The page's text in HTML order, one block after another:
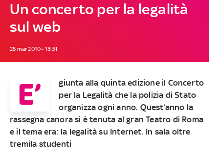
Un concerto per la legalità
sul web
25 mar 2010 - 13:31
E’
giunta alla quinta edizione il Concerto
per la Legalità che la polizia di Stato
organizza ogni anno. Quest’anno la
rassegna canora si è tenuta al gran Teatro di Roma
e il tema era: la legalità su Internet. In sala oltre
tremila studenti